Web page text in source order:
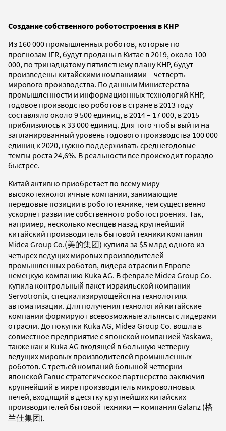
Создание собственного роботостроения в КНР
Из 160 000 промышленных роботов, которые по
прогнозам IFR, будут проданы в Китае в 2019, около 100
000, по тринадцатому пятилетнему плану КНР, будут
произведены китайскими компаниями – четверть
мирового производства. По данным Министерства
промышленности и информационных технологий КНР,
годовое производство роботов в стране в 2013 году
составляло около 9 500 единиц, в 2014 – 17 000, в 2015
приблизилось к 33 000 единиц. Для того чтобы выйти на
запланированный уровень годового производства 100 000
единиц к 2020, нужно поддерживать среднегодовые
темпы роста 24,6%. В реальности все происходит гораздо
быстрее.
Китай активно приобретает по всему миру
высокотехнологичные компании, занимающие
передовые позиции в робототехнике, чем существенно
ускоряет развитие собственного роботостроения. Так,
например, несколько месяцев назад крупнейший
китайский производитель бытовой техники компания
Midea Group Co.(美的集团) купила за $5 млрд одного из
четырех ведущих мировых производителей
промышленных роботов, лидера отрасли в Европе —
немецкую компанию Kuka AG. В феврале Midea Group Co.
купила контрольный пакет израильской компании
Servotronix, специализирующейся на технологиях
автоматизации. Для получения технологий китайские
компании формируют всевозможные альянсы с лидерами
отрасли. До покупки Kuka AG, Midea Group Co. вошла в
совместное предприятие с японской компанией Yaskawa,
также как и Kuka AG входящей в большую четверку
ведущих мировых производителей промышленных
роботов. С третьей компаний большой четверки –
японской Fanuc стратегическое партнерство заключил
крупнейший в мире производитель микроволновых
печей, входящий в десятку крупнейших китайских
производителей бытовой техники — компания Galanz (格
兰仕集团).